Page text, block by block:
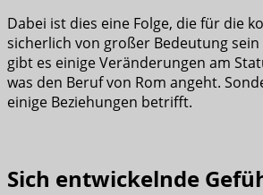
Dabei ist dies eine Folge, die für die
sicherlich von großer Bedeutung
gibt es einige Veränderungen am
was den Beruf von Rom angeht.
einige Beziehungen betrifft.
Sich entwickelnde